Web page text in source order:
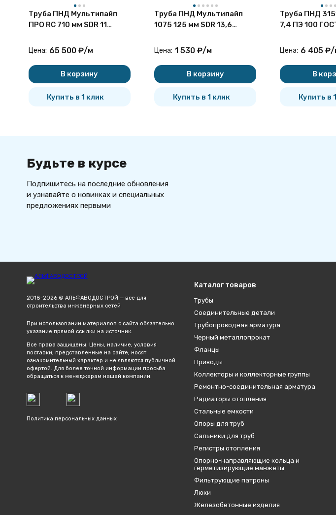
Труба ПНД Мультипайп
ПРО RC 710 мм SDR 11
18599-2001 для воды
Цена: 65 500 ₽/м
В корзину
Купить в 1 клик
Труба ПНД Мультипайп
1075 125 мм SDR 13,6
18599-2001 для воды
Цена: 1 530 ₽/м
В корзину
Купить в 1 клик
Труба ПНД
7,4 ПЭ 100
Цена: 6 405 ₽/
В
Купить в
Будьте в курсе
Подпишитесь на последние обновления
и узнавайте о новинках и специальных
предложениях первыми
2018-2026 © АЛЬФАВОДОСТРОЙ — все для
строительства инженерных сетей
При использовании материалов с сайта обязательно
указание прямой ссылки на источник.
Все права защищены. Цены, наличие, условия
поставки, представленные на сайте, носят
ознакомительный характер и не являются публичной
офертой. Для более точной информации просьба
обращаться к менеджерам нашей компании.
Политика персональных данных
Каталог товаров
Трубы
Соединительные детали
Трубопроводная арматура
Черный металлопрокат
Фланцы
Приводы
Коллекторы и коллекторные группы
Ремонтно-соединительная арматура
Радиаторы отопления
Стальные емкости
Опоры для труб
Сальники для труб
Регистры отопления
Опорно-направляющие кольца и
герметизирующие манжеты
Фильтрующие патроны
Люки
Железобетонные изделия